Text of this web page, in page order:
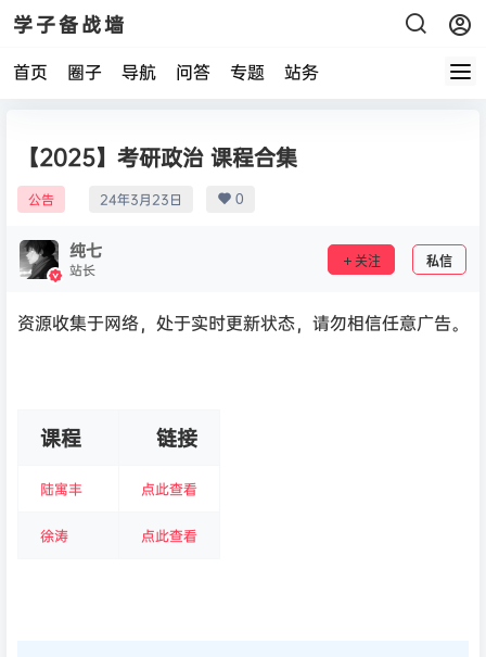
学子备战墙
首页 圈子 导航 问答 专题 站务
【2025】考研政治 课程合集
公告 24年3月23日 0
纯七
站长 关注 私信
资源收集于网络，处于实时更新状态，请勿相信任意广告。
课程 链接
陆寓丰 点此查看
徐涛 点此查看